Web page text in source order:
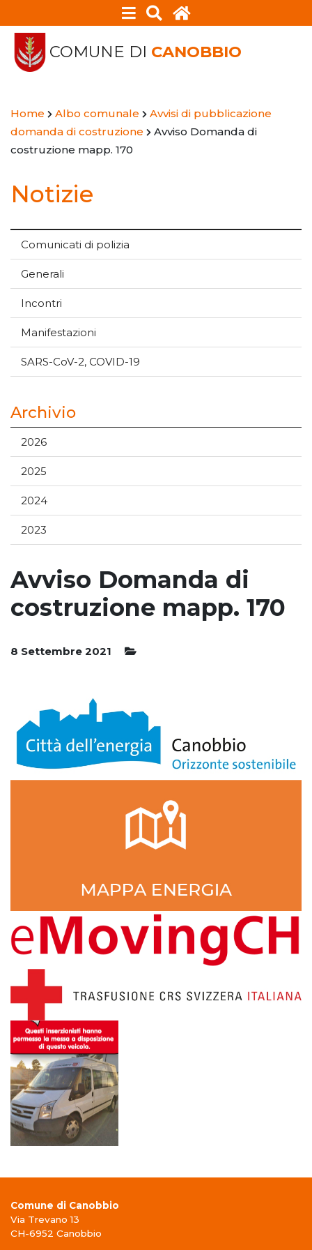
COMUNE DI CANOBBIO
Home Albo comunale
Avvisi di pubblicazione
domanda di costruzione
Avviso Domanda di
costruzione mapp. 170
Notizie
Comunicati di polizia
Generali
Incontri
Manifestazioni
SARS-CoV-2, COVID-19
Archivio
2026
2025
2024
2023
Avviso Domanda di
costruzione mapp. 170
8 Settembre 2021
Comune di Canobbio
Via Trevano 13
CH-6952 Canobbio